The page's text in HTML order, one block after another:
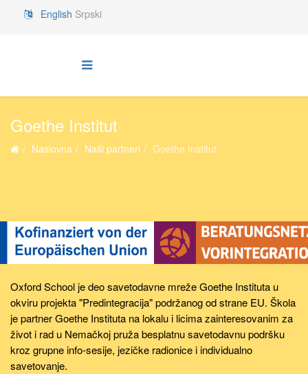
English Srpski
Goethe Institut
Naslovna Naši partneri Goethe Institut
Oxford School je deo savetodavne mreže Goethe Instituta u
okviru projekta "Predintegracija" podržanog od strane EU. Škola
je partner Goethe Instituta na lokalu i licima zainteresovanim za
život i rad u Nemačkoj pruža besplatnu savetodavnu podršku
kroz grupne info-sesije, jezičke radionice i individualno
savetovanje.